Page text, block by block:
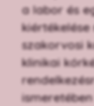
a labor és
szakorvosi
klinikai